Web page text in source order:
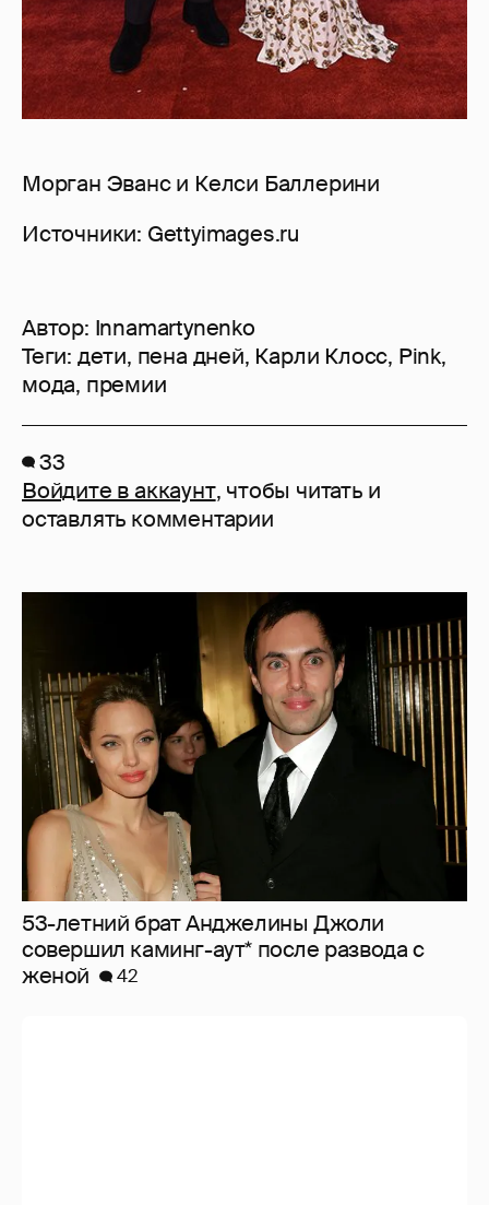
Морган Эванс и Келси Баллерини
Источники: Gettyimages.ru
Автор: Innamartynenko
Теги: дети, пена дней, Карли Клосс, Pink,
мода, премии
33
Войдите в аккаунт, чтобы читать и
оставлять комментарии
53-летний брат Анджелины Джоли
совершил каминг-аут* после развода с
женой
42